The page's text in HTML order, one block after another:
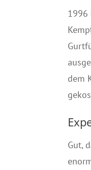
1996
dem
Gut,